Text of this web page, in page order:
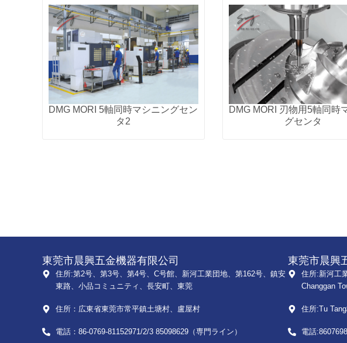
DMG MORI 5軸同時マシニングセン
タ2
DMG MORI 刃物用5軸同時
グセンタ
東莞市晨興五金機器有限公司
住所:第2号、第3号、第4号、C号館、新河工業団地、第162号、鎮安
東路、小品コミュニティ、長安町、東莞
住所：広東省東莞市常平鎮土塘村、盧屋村
電話：86-0769-81152971/2/3 85098629（専門ライン）
東莞市晨興
住所:新河工
Changgan
住所:Tu
電話